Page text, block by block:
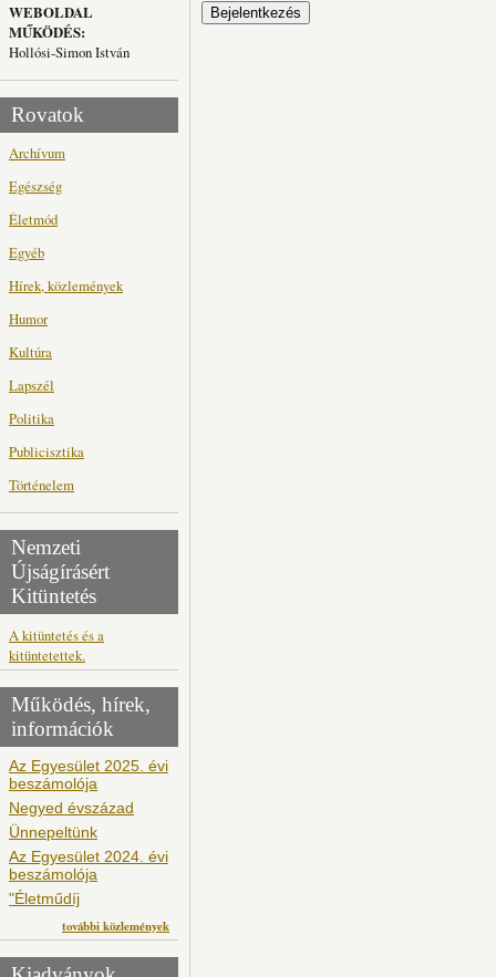
WEBOLDAL
MŰKÖDÉS:
Hollósi-Simon István
Rovatok
Archívum
Egészség
Életmód
Egyéb
Hírek, közlemények
Humor
Kultúra
Lapszél
Politika
Publicisztika
Történelem
Nemzeti
Újságírásért
Kitüntetés
A kitüntetés és a
kitüntetettek.
Működés, hírek,
információk
Az Egyesület 2025. évi
beszámolója
Negyed évszázad
Ünnepeltünk
Az Egyesület 2024. évi
beszámolója
"Életműdíj
további közlemények